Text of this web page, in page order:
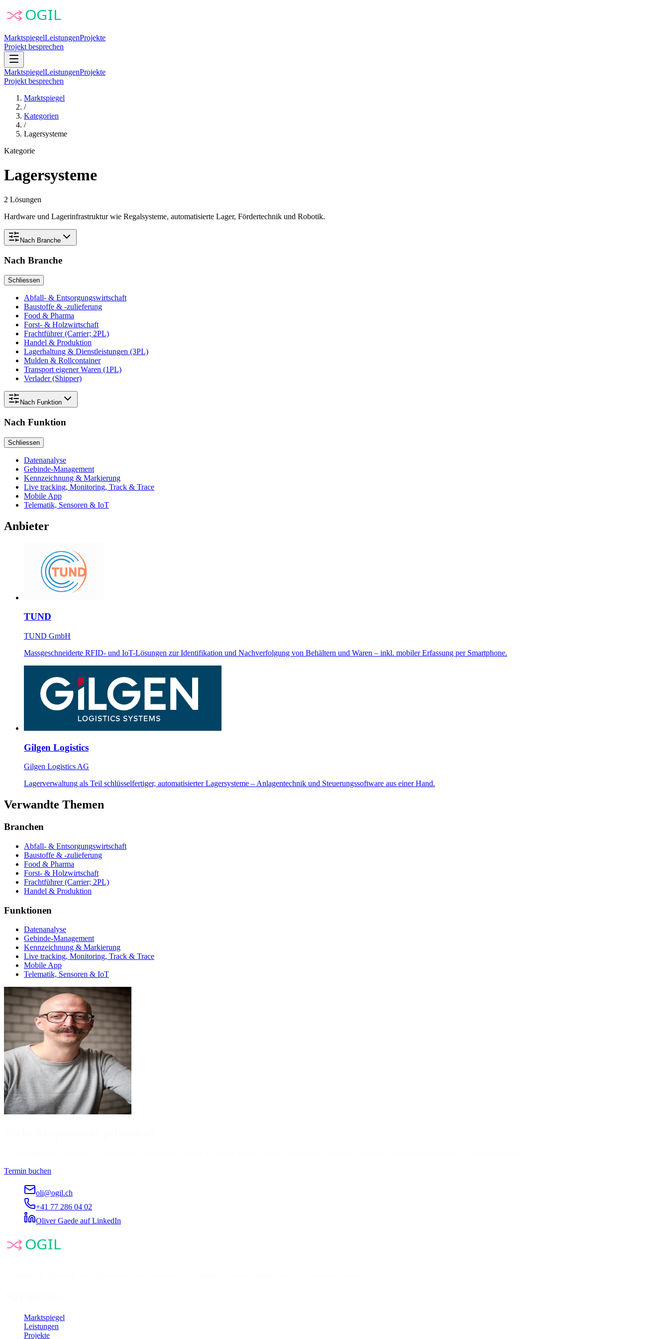
MarktspiegelLeistungenProjekte
Projekt besprechen
MarktspiegelLeistungenProjekte
Projekt besprechen
Marktspiegel
/
Kategorien
/
Lagersysteme
Kategorie
Lagersysteme
2 Lösungen
Hardware und Lagerinfrastruktur wie Regalsysteme, automatisierte Lager, Fördertechnik und Robotik.
Nach Branche
Nach Branche
Schliessen
Abfall- & Entsorgungswirtschaft
Baustoffe & -zulieferung
Food & Pharma
Forst- & Holzwirtschaft
Frachtführer (Carrier; 2PL)
Handel & Produktion
Lagerhaltung & Dienstleistungen (3PL)
Mulden & Rollcontainer
Transport eigener Waren (1PL)
Verlader (Shipper)
Nach Funktion
Nach Funktion
Schliessen
Datenanalyse
Gebinde-Management
Kennzeichnung & Markierung
Live tracking, Monitoring, Track & Trace
Mobile App
Telematik, Sensoren & IoT
Anbieter
TUND
TUND GmbH
Massgeschneiderte RFID- und IoT-Lösungen zur Identifikation und Nachverfolgung von Behältern und Waren – inkl. mobiler Erfassung per Smartphone.
Gilgen Logistics
Gilgen Logistics AG
Lagerverwaltung als Teil schlüsselfertiger, automatisierter Lagersysteme – Anlagentechnik und Steuerungssoftware aus einer Hand.
Verwandte Themen
Branchen
Abfall- & Entsorgungswirtschaft
Baustoffe & -zulieferung
Food & Pharma
Forst- & Holzwirtschaft
Frachtführer (Carrier; 2PL)
Handel & Produktion
Funktionen
Datenanalyse
Gebinde-Management
Kennzeichnung & Markierung
Live tracking, Monitoring, Track & Trace
Mobile App
Telematik, Sensoren & IoT
Termin buchen
oli@ogil.ch
+41 77 286 04 02
Oliver Gaede auf LinkedIn
Marktspiegel
Leistungen
Projekte